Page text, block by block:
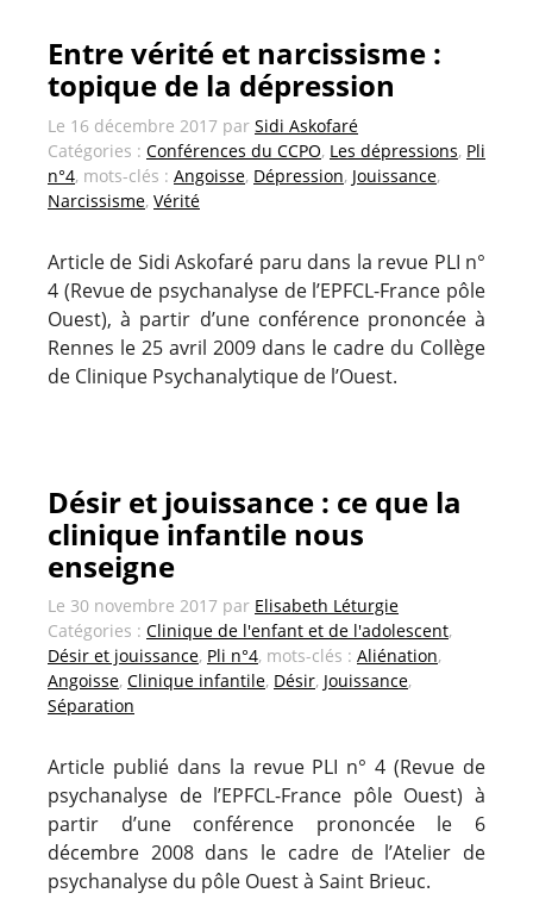
Entre vérité et narcissisme :
topique de la dépression
Le 16 décembre 2017 par Sidi Askofaré
Catégories : Conférences du CCPO, Les dépressions, Pli
n°4, mots-clés : Angoisse, Dépression, Jouissance,
Narcissisme, Vérité
Article de Sidi Askofaré paru dans la revue PLI n°
4 (Revue de psychanalyse de l’EPFCL-France pôle
Ouest), à partir d’une conférence prononcée à
Rennes le 25 avril 2009 dans le cadre du Collège
de Clinique Psychanalytique de l’Ouest.
Désir et jouissance : ce que la
clinique infantile nous
enseigne
Le 30 novembre 2017 par Elisabeth Léturgie
Catégories : Clinique de l'enfant et de l'adolescent,
Désir et jouissance, Pli n°4, mots-clés : Aliénation,
Angoisse, Clinique infantile, Désir, Jouissance,
Séparation
Article publié dans la revue PLI n° 4 (Revue de
psychanalyse de l’EPFCL-France pôle Ouest) à
partir d’une conférence prononcée le 6
décembre 2008 dans le cadre de l’Atelier de
psychanalyse du pôle Ouest à Saint Brieuc.